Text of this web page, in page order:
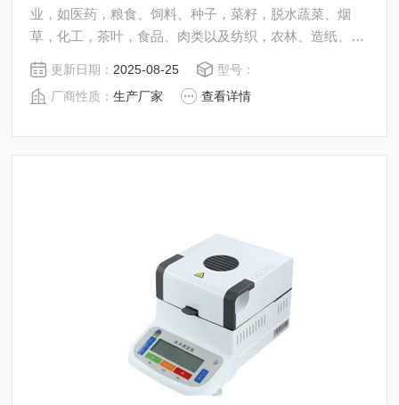
业，如医药，粮食、饲料、种子，菜籽，脱水蔬菜、烟
草，化工，茶叶，食品、肉类以及纺织，农林、造纸、橡
胶、塑胶、纺织等行业中的实验室与生产过程中。同时满
足固体、颗粒、粉末、胶状体及液体含水率的测定要求，
深圳市后王电子科技有限公司始终立志于为用户提供多用
更新日期： 2025-08-25
型号：
厂商性质：生产厂家 查看详情